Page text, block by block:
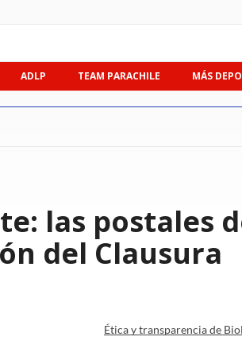
ADLP TEAM PARACHILE MÁS
las postales
del Clausura
Ética y transparencia de